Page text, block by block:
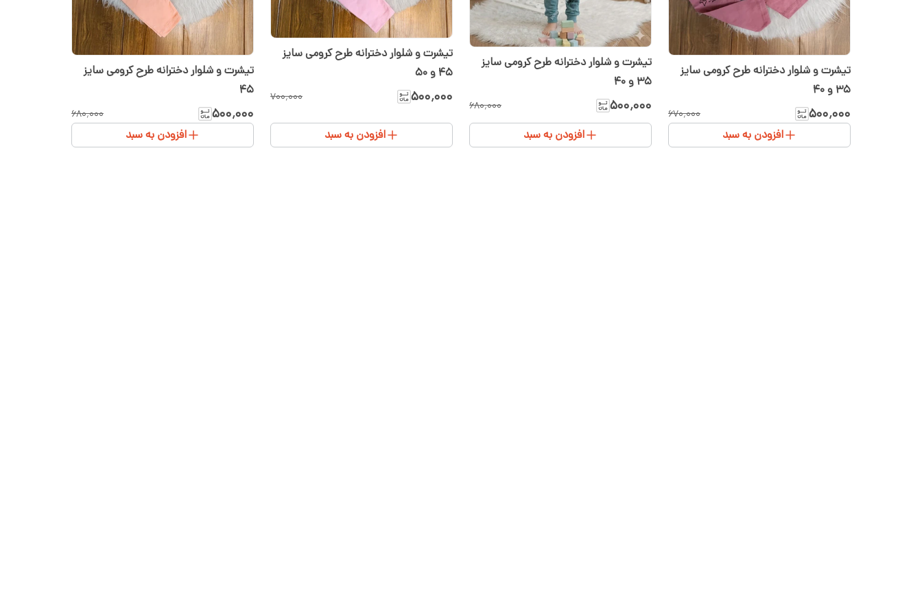
تیشرت و شلوار دخترانه طرح کرومی سایز
۳۵ و ۴۰
۵۰۰٬۰۰۰ ۶۷۰٬۰۰۰
افزودن به سبد
تیشرت و شلوار دخترانه طرح کرومی سایز
۳۵ و ۴۰
۵۰۰٬۰۰۰ ۶۸۰٬۰۰۰
افزودن به سبد
تیشرت و شلوار دخترانه طرح کرومی سایز
۴۵ و ۵۰
۵۰۰٬۰۰۰ ۷۰۰٬۰۰۰
افزودن به سبد
تیشرت و شلوار دخترانه طرح کرومی سایز
۴۵
۵۰۰٬۰۰۰ ۶۸۰٬۰۰۰
افزودن به سبد